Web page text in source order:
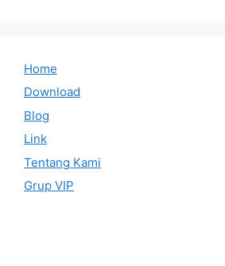
Home
Download
Blog
Link
Tentang Kami
Grup VIP